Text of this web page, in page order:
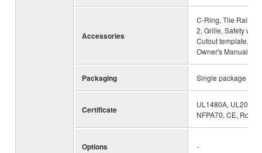
Accessories
C-Ring, Tile Rails x
2, Grille, Safety wire,
Cutout template,
Owner's Manual
Packaging Single package
Certificate
UL1480A, UL2043,
NFPA70, CE, RoHS
Options -